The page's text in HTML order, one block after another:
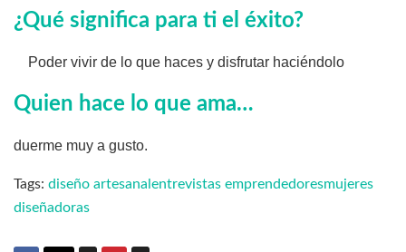
¿Qué significa para ti el éxito?
Poder vivir de lo que haces y disfrutar haciéndolo
Quien hace lo que ama…
duerme muy a gusto.
Tags: diseño artesanal entrevistas emprendedoresmujeres
diseñadoras